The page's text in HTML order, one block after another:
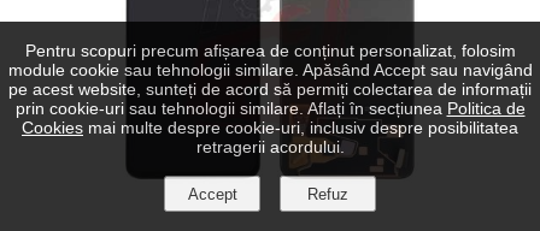
Pentru scopuri precum afișarea de conținut personalizat, folosim
module cookie sau tehnologii similare. Apăsând Accept sau navigând
pe acest website, sunteți de acord să permiți colectarea de informații
prin cookie-uri sau tehnologii similare. Aflați în secțiunea Politica de
Cookies mai multe despre cookie-uri, inclusiv despre posibilitatea
retragerii acordului.